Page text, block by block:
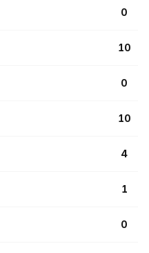
0
10
0
10
4
1
0